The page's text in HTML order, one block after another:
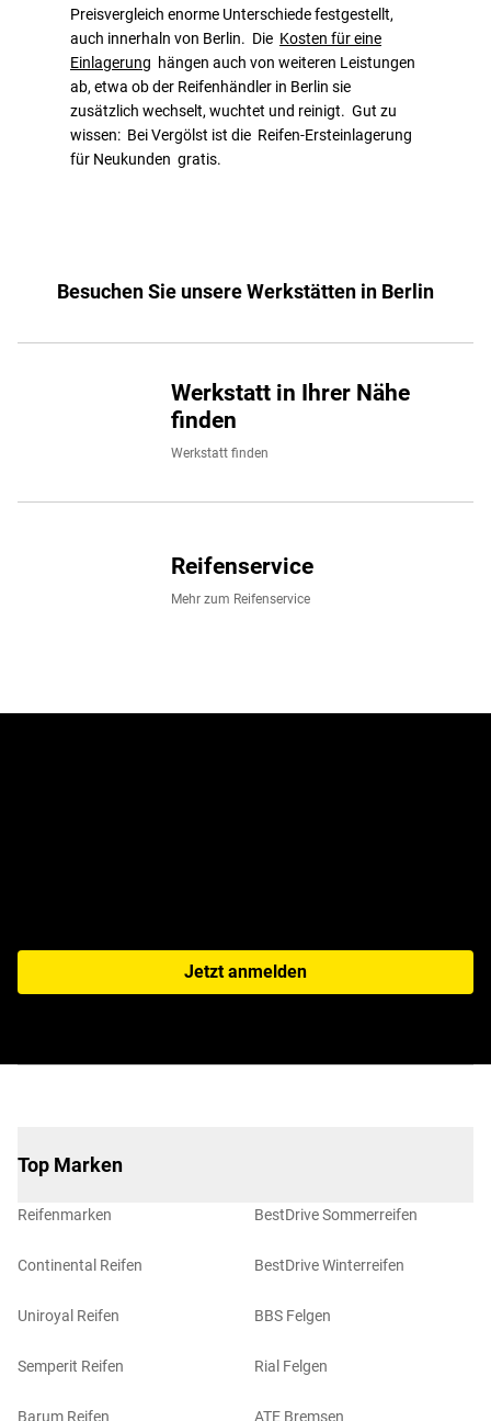
Preisvergleich enorme Unterschiede festgestellt,
auch innerhaln von Berlin. Die Kosten für eine
Einlagerung hängen auch von weiteren Leistungen
ab, etwa ob der Reifenhändler in Berlin sie
zusätzlich wechselt, wuchtet und reinigt. Gut zu
wissen: Bei Vergölst ist die Reifen-Ersteinlagerung
für Neukunden gratis.
Besuchen Sie unsere Werkstätten in Berlin
Werkstatt in Ihrer Nähe
finden
Werkstatt finden
Reifenservice
Mehr zum Reifenservice
Jetzt anmelden
Top Marken
Reifenmarken
Continental Reifen
Uniroyal Reifen
Semperit Reifen
Barum Reifen
BestDrive Sommerreifen
BestDrive Winterreifen
BBS Felgen
Rial Felgen
ATE Bremsen